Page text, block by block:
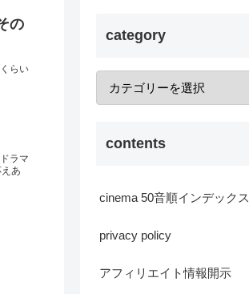
の
らい
ラマ
あ
category
contents
cinema 50音順インデックス
privacy policy
アフィリエイト情報開示